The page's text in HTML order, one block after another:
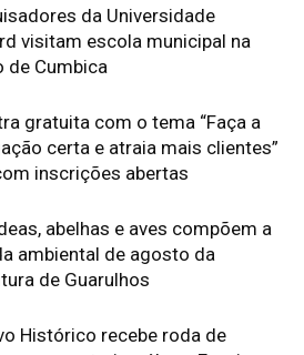
da Universidade
visitam escola municipal na
de Cumbica
gratuita com o tema “Faça a
certa e atraia mais clientes”
inscrições abertas
abelhas e aves compõem a
ambiental de agosto da
de Guarulhos
Histórico recebe roda de